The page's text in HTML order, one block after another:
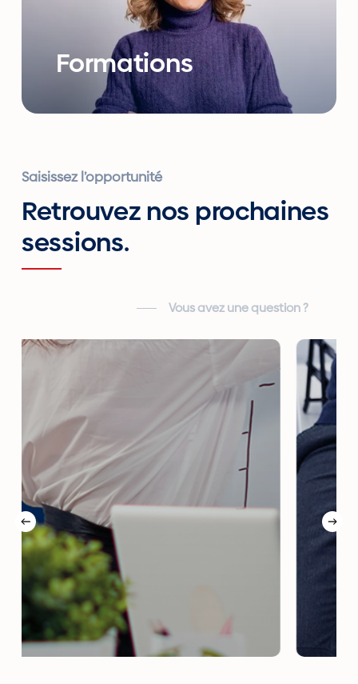
Formations
Saisissez l’opportunité
Retrouvez nos prochaines
sessions.
Vous avez une question ?